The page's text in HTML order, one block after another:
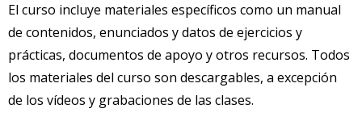
El curso incluye materiales específicos como un manual
de contenidos, enunciados y datos de ejercicios y
prácticas, documentos de apoyo y otros recursos. Todos
los materiales del curso son descargables, a excepción
de los vídeos y grabaciones de las clases.